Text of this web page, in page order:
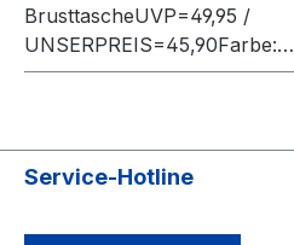
BrusttascheUVP=49,95 /
UNSERPREIS=45,90Farbe:…
Service-Hotline